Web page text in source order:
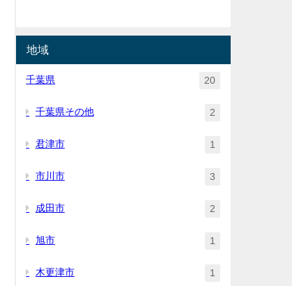
地域
千葉県 20
千葉県その他 2
君津市 1
市川市 3
成田市 2
旭市 1
木更津市 1